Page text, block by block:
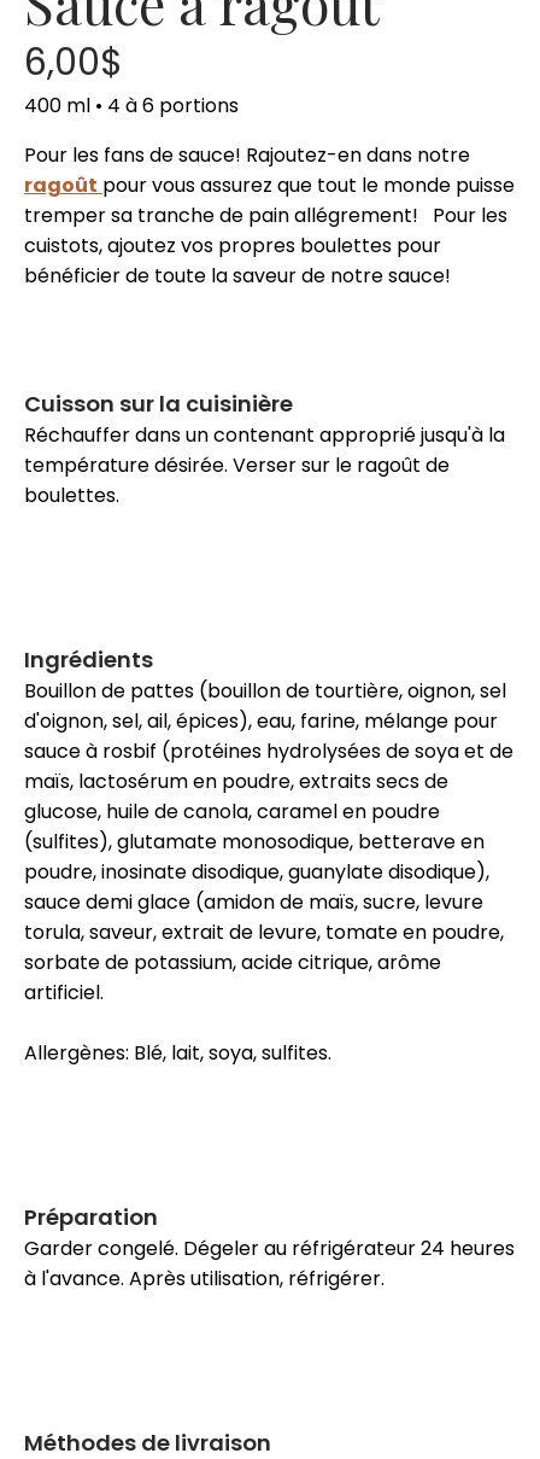
6,00$
400 ml • 4 à 6 portions
Pour les fans de sauce! Rajoutez-en dans notre
ragoût pour vous assurez que tout le monde puisse
tremper sa tranche de pain allégrement! Pour les
cuistots, ajoutez vos propres boulettes pour
bénéficier de toute la saveur de notre sauce!
Cuisson sur la cuisinière
Réchauffer dans un contenant approprié jusqu'à la
température désirée. Verser sur le ragoût de
boulettes.
Ingrédients
Bouillon de pattes (bouillon de tourtière, oignon, sel
d'oignon, sel, ail, épices), eau, farine, mélange pour
sauce à rosbif (protéines hydrolysées de soya et de
maïs, lactosérum en poudre, extraits secs de
glucose, huile de canola, caramel en poudre
(sulfites), glutamate monosodique, betterave en
poudre, inosinate disodique, guanylate disodique),
sauce demi glace (amidon de maïs, sucre, levure
torula, saveur, extrait de levure, tomate en poudre,
sorbate de potassium, acide citrique, arôme
artificiel.
Allergènes: Blé, lait, soya, sulfites.
Préparation
Garder congelé. Dégeler au réfrigérateur 24 heures
à l'avance. Après utilisation, réfrigérer.
Méthodes de livraison